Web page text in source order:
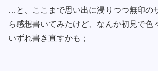
…と、ここまで思い出に浸りつつ無印の
ら感想書いてみたけど、なんか初見で
いずれ書き直すかも；